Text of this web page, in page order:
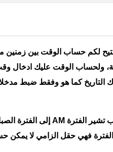
لكم حساب الوقت بين زمنين
ولحساب الوقت عليك ادخال
التاريخ كما هو وفقط ضبط
فهي حقل الزامي لا يمكن